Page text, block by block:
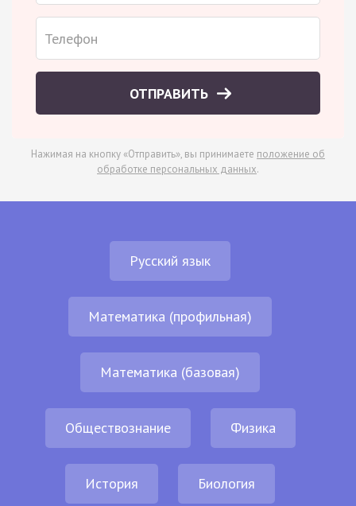
ОТПРАВИТЬ
Нажимая на кнопку «Отправить», вы принимаете положение об
обработке персональных данных.
Русский язык
Математика (профильная)
Математика (базовая)
Обществознание Физика
История Биология